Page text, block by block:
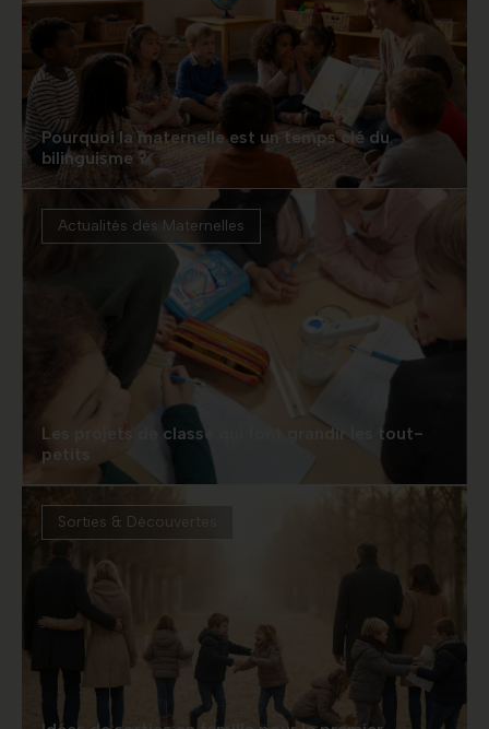
Pourquoi la maternelle est un temps clé du
bilinguisme ?
Actualités des Maternelles
Les projets de classe qui font grandir les tout-
petits
Sorties & Découvertes